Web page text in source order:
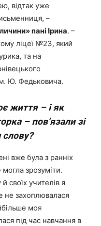
відтак уже
–
пані Ірина. –
ліцеї №23, який
та на
Ю. Федьковича.
життя – і як
– пов’язали зі
вже була з ранніх
зрозуміти.
своїх учителів я
не захоплювалася
моя
під час навчання в